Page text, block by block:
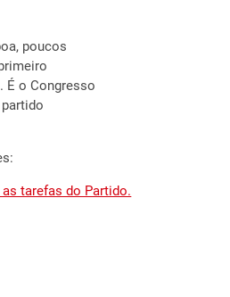
poucos
É o Congresso
tarefas do Partido.